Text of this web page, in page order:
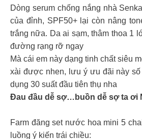
Dòng serum chống nắng nhà
của đỉnh, SPF50+ lại còn nâng
trắng nữa. Da ai sạm, thâm thoa 1
đường rạng rỡ ngay
Mà cái em này dạng tinh chất siêu
xài được nhen, lưu ý ưu đãi này
dụng 30 suất đầu tiên thụ nha
Đau đầu dễ sợ…buồn dễ sợ ta ơi
Farm đăng set nước hoa mini 5
luồng ý kiến trái chiều: